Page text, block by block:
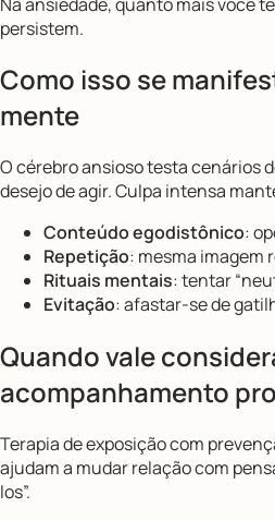
persistem.
Como isso se
mente
O cérebro ansioso testa cenários
desejo de agir. Culpa intensa
Conteúdo egodistônico:
Repetição: mesma imagem
Rituais mentais: tentar
Evitação: afastar-se de
Quando vale
acompanhamento
Terapia de exposição com
ajudam a mudar relação com
los”.